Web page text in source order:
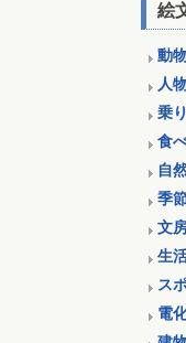
絵
動
人
乗
食
自
季
文
生
ス
電